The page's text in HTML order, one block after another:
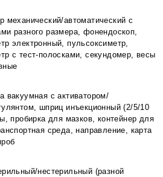
механический/автоматический с
разного размера, фонендоскоп,
электронный, пульсоксиметр,
с тест-полосками, секундомер, весы
вакуумная с активатором/
шприц инъекционный (2/5/10
пробирка для мазков, контейнер для
среда, направление, карта
нестерильный (разной